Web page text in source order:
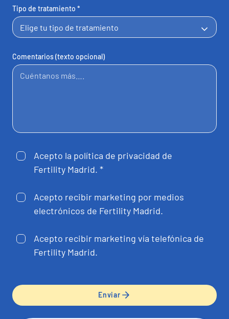
Tipo de tratamiento *
Comentarios (texto opcional)
Acepto la política de privacidad de
Fertility Madrid. *
Acepto recibir marketing por medios
electrónicos de Fertility Madrid.
Acepto recibir marketing vía telefónica de
Fertility Madrid.
Enviar